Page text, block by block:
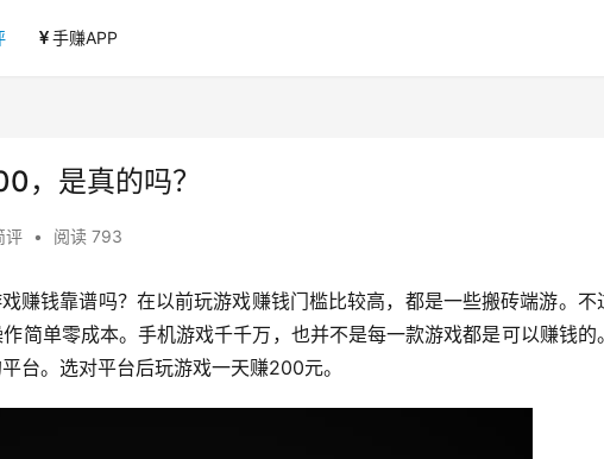
手赚APP
，是真的吗？
评 • 阅读 793
赚钱靠谱吗？在以前玩游戏赚钱门槛比较高，都是一些搬砖端游。不
简单零成本。手机游戏千千万，也并不是每一款游戏都是可以赚钱的
台。选对平台后玩游戏一天赚200元。